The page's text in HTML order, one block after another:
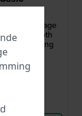
mm Vintage
Bluetooth
koppeling
voorraad
Vergelijk